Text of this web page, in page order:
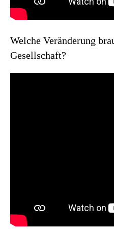
Welche Veränderung
Gesellschaft?